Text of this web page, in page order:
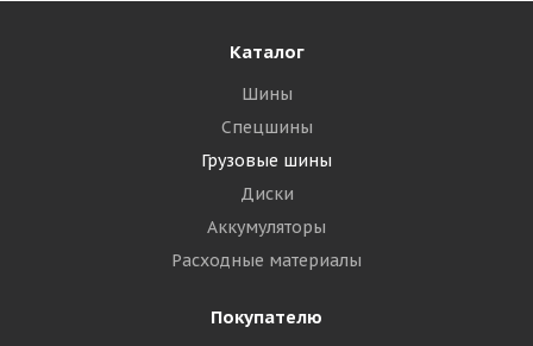
Каталог
Шины
Спецшины
Грузовые шины
Диски
Аккумуляторы
Расходные материалы
Покупателю